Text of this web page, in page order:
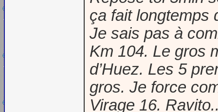
ça fait longtemps
Je sais pas à
Km 104. Le gros
d’Huez. Les 5
gros. Je force
Virage 16.